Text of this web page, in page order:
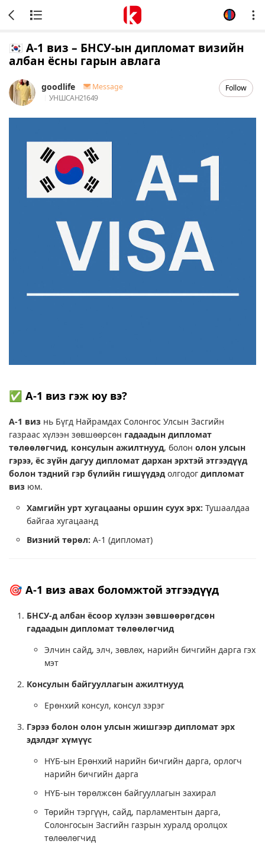
🇰🇷 A-1 виз – БНСУ-ын дипломат визийн
албан ёсны гарын авлага
goodlife
Message
УНШСАН21649
Follow
✅ A-1 виз гэж юу вэ?
A-1 виз нь Бүгд Найрамдах Солонгос Улсын Засгийн
газраас хүлээн зөвшөөрсөн гадаадын дипломат
төлөөлөгчид, консулын ажилтнууд, болон олон улсын
гэрээ, ёс зүйн дагуу дипломат дархан эрхтэй этгээдүүд
болон тэдний гэр бүлийн гишүүдэд олгодог дипломат
виз юм.
Хамгийн урт хугацааны оршин суух эрх: Тушаалдаа
байгаа хугацаанд
Визний төрөл: A-1 (дипломат)
🎯 A-1 виз авах боломжтой этгээдүүд
БНСУ-д албан ёсоор хүлээн зөвшөөрөгдсөн
гадаадын дипломат төлөөлөгчид
Элчин сайд, элч, зөвлөх, нарийн бичгийн дарга гэх
мэт
Консулын байгууллагын ажилтнууд
Ерөнхий консул, консул зэрэг
Гэрээ болон олон улсын жишгээр дипломат эрх
эдэлдэг хүмүүс
НҮБ-ын Ерөнхий нарийн бичгийн дарга, орлогч
нарийн бичгийн дарга
НҮБ-ын төрөлжсөн байгууллагын захирал
Төрийн тэргүүн, сайд, парламентын дарга,
Солонгосын Засгийн газрын хуралд оролцох
төлөөлөгчид